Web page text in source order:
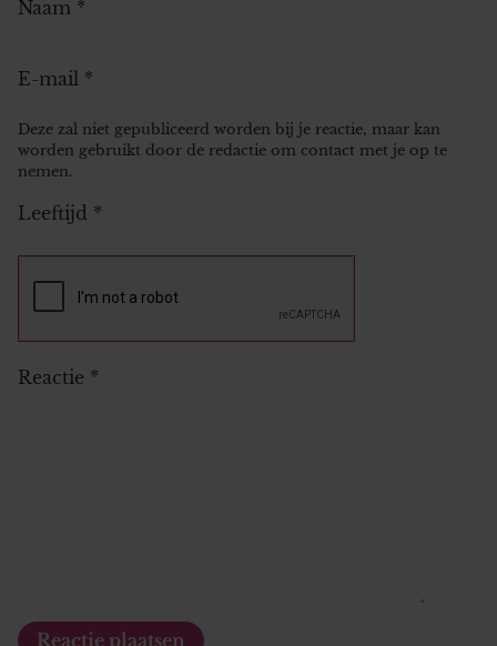
Naam *
E-mail *
Deze zal niet gepubliceerd worden bij je reactie, maar kan
worden gebruikt door de redactie om contact met je op te
nemen.
Leeftijd *
Reactie *